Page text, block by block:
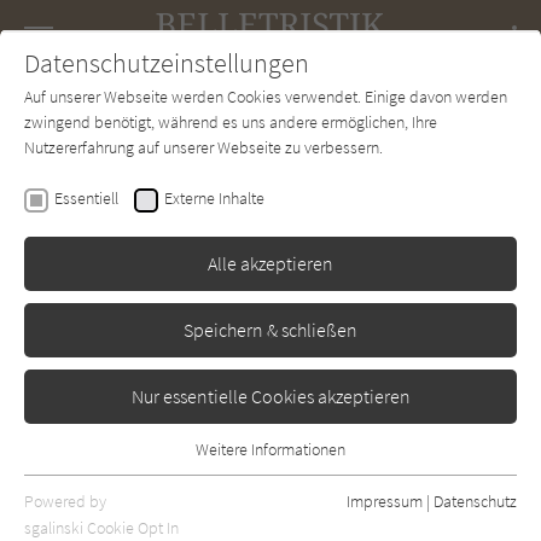
SUCHE Forum Charts Newsletter
Sophie Dornbach
Vienna Passion (Die Wien-
Heyne
Datenschutzeinstellungen
Auf unserer Webseite werden Cookies verwendet. Einige davon werden
zwingend benötigt, während es uns andere ermöglichen, Ihre
Nutzererfahrung auf unserer Webseite zu verbessern.
Essentiell Externe Inhalte
Alle akzeptieren
Speichern & schließen
Nur essentielle Cookies akzeptieren
Essentielle Cookies werden für grundlegende Funktionen der
Webseite benötigt. Dadurch ist gewährleistet, dass die Webseite
Weitere Informationen
Powered by
sgalinski Cookie Opt In
Impressum | Datenschutz